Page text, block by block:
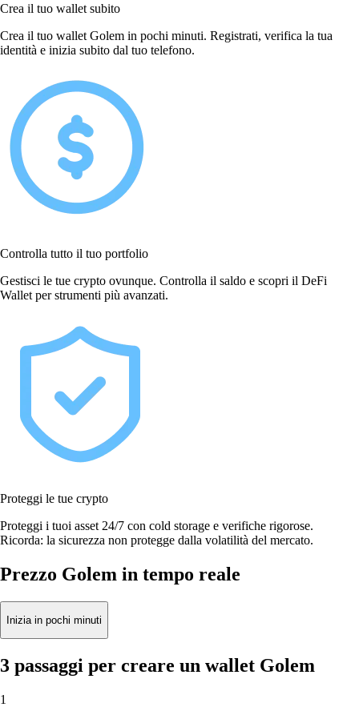
Crea il tuo wallet subito
Crea il tuo wallet Golem in pochi minuti. Registrati, verifica la tua
identità e inizia subito dal tuo telefono.
Controlla tutto il tuo portfolio
Gestisci le tue crypto ovunque. Controlla il saldo e scopri il DeFi
Wallet per strumenti più avanzati.
Proteggi le tue crypto
Proteggi i tuoi asset 24/7 con cold storage e verifiche rigorose.
Ricorda: la sicurezza non protegge dalla volatilità del mercato.
Prezzo Golem in tempo reale
Inizia in pochi minuti
3 passaggi per creare un wallet Golem
1